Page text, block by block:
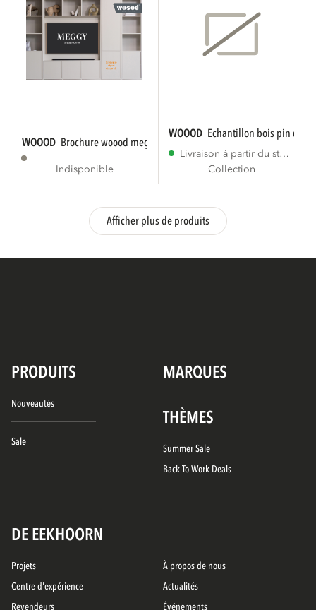
WOOOD brochure woood meggy 2025 nl - 50...
Indisponible
WOOOD echantillon bois pin
Livraison à partir du stock
Collection
Afficher plus de produits
PRODUITS MARQUES
Nouveautés
Sale
THÈMES
Summer Sale
Back To Work Deals
DE EEKHOORN
Projets
Centre d'expérience
Revendeurs
À propos de nous
Actualités
Événements